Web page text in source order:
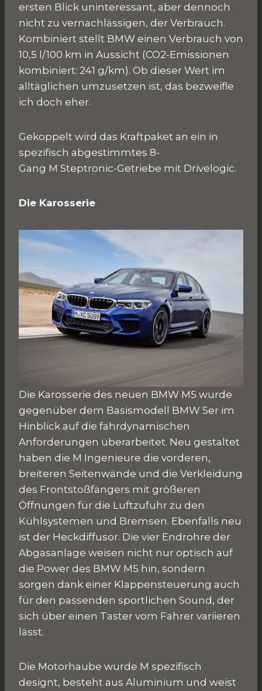
ersten Blick uninteressant, aber dennoch
nicht zu vernachlässigen, der Verbrauch.
Kombiniert stellt BMW einen Verbrauch von
10,5 l/100 km in Aussicht (CO2-Emissionen
kombiniert: 241 g/km). Ob dieser Wert im
alltäglichen umzusetzen ist, das bezweifle
ich doch eher.
Gekoppelt wird das Kraftpaket an ein in
spezifisch abgestimmtes 8-
Gang M Steptronic-Getriebe mit Drivelogic.
Die Karosserie
Die Karosserie des neuen BMW M5 wurde
gegenüber dem Basismodell BMW 5er im
Hinblick auf die fahrdynamischen
Anforderungen überarbeitet. Neu gestaltet
haben die M Ingenieure die vorderen,
breiteren Seitenwände und die Verkleidung
des Frontstoßfängers mit größeren
Öffnungen für die Luftzufuhr zu den
Kühlsystemen und Bremsen. Ebenfalls neu
ist der Heckdiffusor. Die vier Endrohre der
Abgasanlage weisen nicht nur optisch auf
die Power des BMW M5 hin, sondern
sorgen dank einer Klappensteuerung auch
für den passenden sportlichen Sound, der
sich über einen Taster vom Fahrer variieren
lässt.
Die Motorhaube wurde M spezifisch
designt, besteht aus Aluminium und weist